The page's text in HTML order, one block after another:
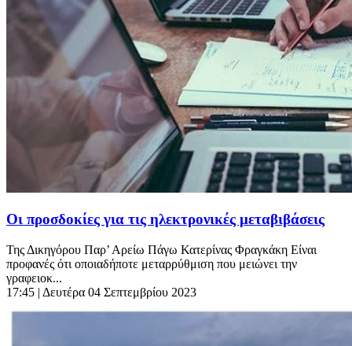
Οι προσδοκίες για τις ηλεκτρονικές μεταβιβάσεις
Της Δικηγόρου Παρ’ Αρείω Πάγω Κατερίνας Φραγκάκη Είναι
προφανές ότι οποιαδήποτε μεταρρύθμιση που μειώνει την
γραφειοκ...
17:45 | Δευτέρα 04 Σεπτεμβρίου 2023